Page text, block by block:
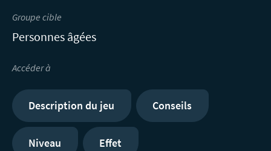
Groupe cible
Personnes âgées
Accéder à
Description du jeu Conseils
Niveau Effet